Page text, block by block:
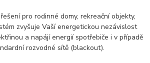
pro rodinné domy, rekreační objekty,
zvyšuje Vaší energetickou nezávislost
a napájí energií spotřebiče i v případě
rozvodné sítě (blackout).